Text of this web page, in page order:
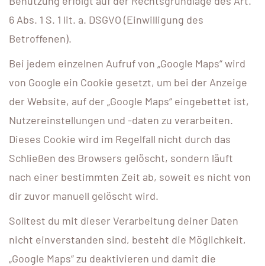
6 Abs. 1 S. 1 lit. a. DSGVO (Einwilligung des
Betroffenen).
Bei jedem einzelnen Aufruf von „Google Maps“ wird
von Google ein Cookie gesetzt, um bei der Anzeige
der Website, auf der „Google Maps“ eingebettet ist,
Nutzereinstellungen und -daten zu verarbeiten.
Dieses Cookie wird im Regelfall nicht durch das
Schließen des Browsers gelöscht, sondern läuft
nach einer bestimmten Zeit ab, soweit es nicht von
dir zuvor manuell gelöscht wird.
Solltest du mit dieser Verarbeitung deiner Daten
nicht einverstanden sind, besteht die Möglichkeit,
„Google Maps“ zu deaktivieren und damit die